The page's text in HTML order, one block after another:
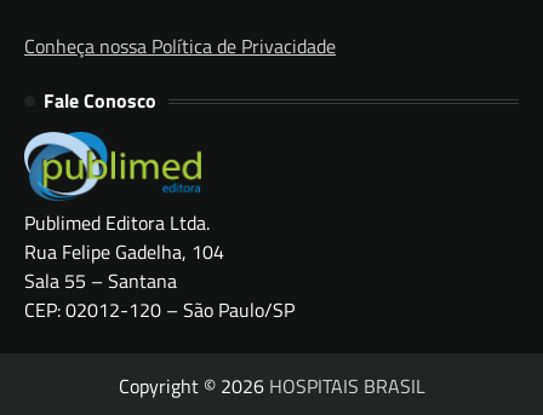
Conheça nossa Política de Privacidade
Fale Conosco
Publimed Editora Ltda.
Rua Felipe Gadelha, 104
Sala 55 – Santana
CEP: 02012-120 – São Paulo/SP
Copyright © 2026 HOSPITAIS BRASIL